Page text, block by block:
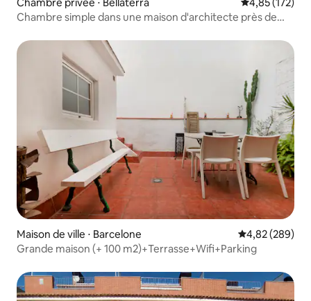
Chambre simple dans une maison d'architecte près de
Maison de ville ⋅ Barcelone Évaluation
4,82 (289)
Grande maison (+ 100 m2)+Terrasse+Wifi+Parking